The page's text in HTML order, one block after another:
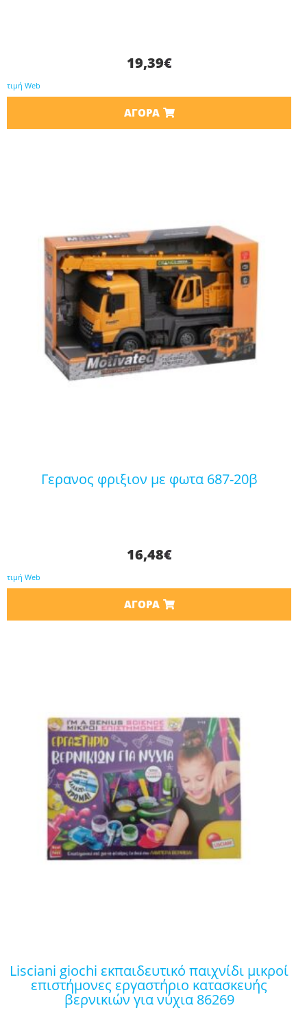
19,39€
τιμή Web
ΑΓΟΡΆ
γερανος φριξιον με φωτα 687-20β
16,48€
τιμή Web
ΑΓΟΡΆ
lisciani giochi εκπαιδευτικό παιχνίδι μικροί
επιστήμονες εργαστήριο κατασκευής
βερνικιών για νύχια 86269